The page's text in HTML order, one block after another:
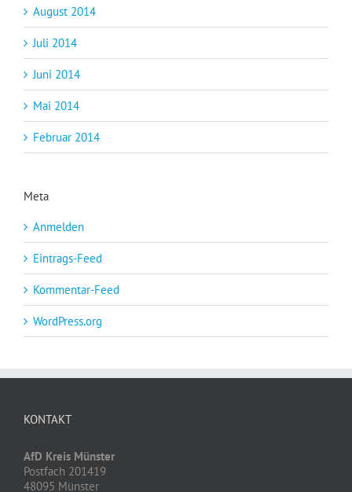
August 2014
Juli 2014
Juni 2014
Mai 2014
Februar 2014
Meta
Anmelden
Eintrags-Feed
Kommentar-Feed
WordPress.org
KONTAKT
AfD Kreis Münster
Postfach 201419
48095 Münster